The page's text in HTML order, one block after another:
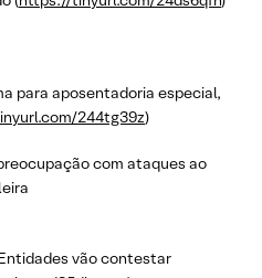
para aposentadoria especial,
244tg39z)
com ataques ao
vão contestar